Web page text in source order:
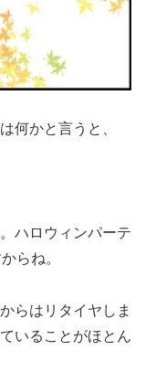
何かと言うと、
ハロウィンパーテ
らね。
らはリタイヤしま
いることがほとん